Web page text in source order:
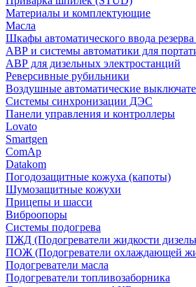
Материалы и комплектующие
Масла
Шкафы автоматического ввода
АВР и системы автоматики для
АВР для дизельных электростанций
Реверсивные рубильники
Воздушные автоматические
Системы синхронизации ДЭС
Панели управления и контроллеры
Lovato
Smartgen
ComAp
Datakom
Погодозащитные кожуха (капоты)
Шумозащитные кожухи
Прицепы и шасси
Виброопоры
Системы подогрева
ПЖД (Подогреватели жидкости
ПОЖ (Подогреватели охлаждающей
Подогреватели масла
Подогреватели топливозаборника